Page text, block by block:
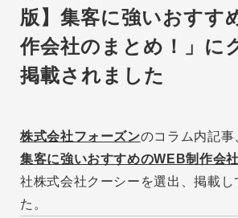
版】集客に強いおすす
作会社のまとめ！」に
掲載されました
株式会社フォーズンのコラム内記事
集客に強いおすすめのWEB制作会
社株式会社クーシーを選出、掲載し
た。